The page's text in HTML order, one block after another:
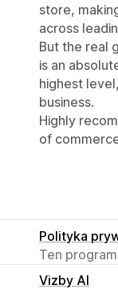
store,
across
But the real
is an
highest
business.
Highly
of
Polityka
Ten
Vizby AI